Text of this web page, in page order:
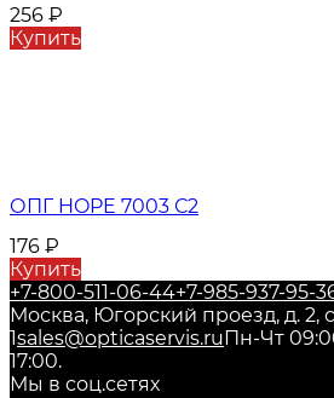
256 ₽
Купить
ОПГ HOPE 7003 С2
176 ₽
Купить
+7-800-511-06-44+7-985-937-95-
Москва, Югорский проезд, д. 2,
1sales@opticaservis.ruПн-Чт
17:00.
Мы в соц.сетях